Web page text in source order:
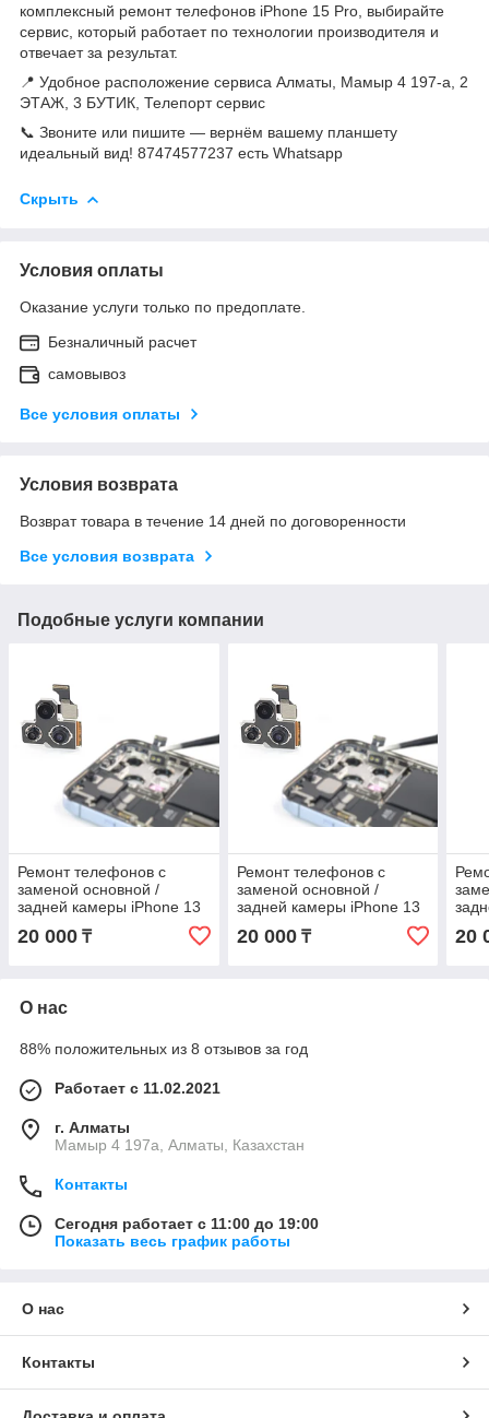
комплексный ремонт телефонов iPhone 15 Pro, выбирайте
сервис, который работает по технологии производителя и
отвечает за результат.
📍 Удобное расположение сервиса Алматы, Мамыр 4 197-а, 2
ЭТАЖ, 3 БУТИК, Телепорт сервис
📞 Звоните или пишите — вернём вашему планшету
идеальный вид! 87474577237 есть Whatsapp
Скрыть
Условия оплаты
Оказание услуги только по предоплате.
Безналичный расчет
самовывоз
Все условия оплаты
Условия возврата
Возврат товара в течение 14 дней по договоренности
Все условия возврата
Подобные услуги компании
Ремонт телефонов с
заменой основной /
задней камеры iPhone 13
Pro оригинал
20 000 ₸
Ремонт телефонов с
заменой основной /
задней камеры iPhone 13
Pro Max оригинал
20 000₸ 20
О нас
88% положительных из 8 отзывов за год
Работает с 11.02.2021
г. Алматы
Мамыр 4 197а, Алматы, Казахстан
Контакты
Сегодня работает с 11:00 до 19:00
Показать весь график работы
О нас
Контакты